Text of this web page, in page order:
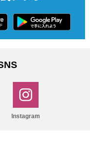
Instagram